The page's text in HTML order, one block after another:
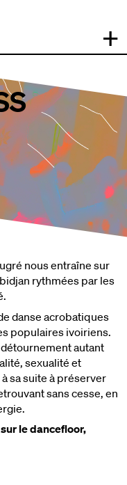
+
nous entraîne sur
rythmées par les
danse acrobatiques
populaires ivoiriens.
autant
sexualité et
sa suite à préserver
sans cesse, en
le dancefloor,